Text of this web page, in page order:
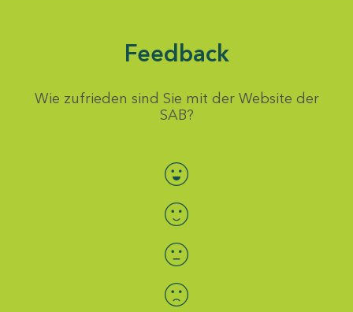
Feedback
Wie zufrieden sind Sie mit der Website der
SAB?
Bewertung auswählen